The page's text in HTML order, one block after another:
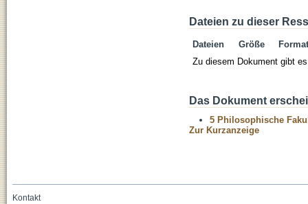
Dateien zu dieser
Dateien Größe
Format
Zu diesem Dokument gibt
Das Dokument
5 Philosophische
Zur Kurzanzeige
Kontakt